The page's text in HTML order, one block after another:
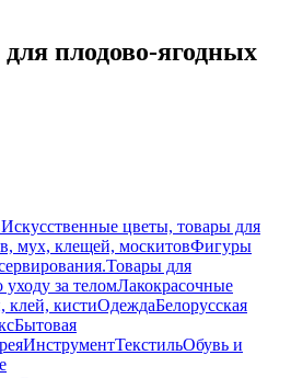
плодово-ягодных
Искусственные цветы, товары для
мух, клещей, москитовФигуры
Товары для
уходу за теломЛакокрасочные
клей, кистиОдеждаБелорусская
Бытовая
ИнструментТекстильОбувь и